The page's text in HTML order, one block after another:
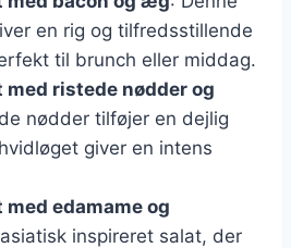
en rig og tilfredsstillende
til brunch eller middag.
med ristede nødder og
nødder tilføjer en dejlig
giver en intens
edamame og
inspireret salat, der